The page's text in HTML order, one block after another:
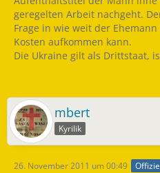
geregelten Arbeit nachgeht.
Frage in wie weit der
Kosten aufkommen kann.
Die Ukraine gilt als Drittstaat,
mbert
Kyrilik
26. November 2011 um 00:49